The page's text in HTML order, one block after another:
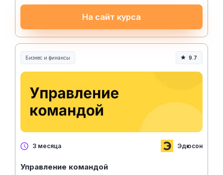
На сайт курса
Бизнес и финансы 9.7
3 месяца Эдюсон
Управление командой